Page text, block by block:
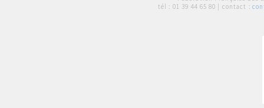
tél : 01 39 44 65 80 | contact :